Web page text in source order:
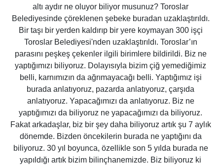
altı aydır ne oluyor biliyor musunuz? Toroslar
Belediyesinde çöreklenen şebeke buradan uzaklaştırıldı.
Bir taşı bir yerden kaldırıp bir yere koymayan 300 işçi
Toroslar Belediyesi'nden uzaklaştırıldı. Toroslar’ın
parasını peşkeş çekenler ilgili birimlere bildirildi. Biz ne
yaptığımızı biliyoruz. Dolayısıyla bizim çiğ yemediğimiz
belli, karnımızın da ağrımayacağı belli. Yaptığımız işi
burada anlatıyoruz, pazarda anlatıyoruz, çarşıda
anlatıyoruz. Yapacağımızı da anlatıyoruz. Biz ne
yaptığımızı da biliyoruz ne yapacağımızı da biliyoruz.
Fakat arkadaşlar, biz bir şey daha biliyoruz artık şu 7 aylık
dönemde. Bizden öncekilerin burada ne yaptığını da
biliyoruz. 30 yıl boyunca, özellikle son 5 yılda burada ne
yapıldığı artık bizim bilinçhanemizde. Biz biliyoruz ki